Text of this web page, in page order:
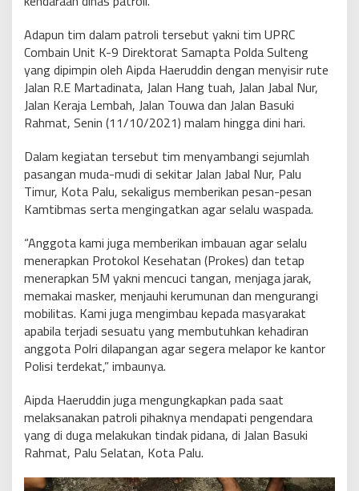
Adapun tim dalam patroli tersebut yakni tim UPRC
Combain Unit K-9 Direktorat Samapta Polda Sulteng
yang dipimpin oleh Aipda Haeruddin dengan menyisir rute
Jalan R.E Martadinata, Jalan Hang tuah, Jalan Jabal Nur,
Jalan Keraja Lembah, Jalan Touwa dan Jalan Basuki
Rahmat, Senin (11/10/2021) malam hingga dini hari.
Dalam kegiatan tersebut tim menyambangi sejumlah
pasangan muda-mudi di sekitar Jalan Jabal Nur, Palu
Timur, Kota Palu, sekaligus memberikan pesan-pesan
Kamtibmas serta mengingatkan agar selalu waspada.
“Anggota kami juga memberikan imbauan agar selalu
menerapkan Protokol Kesehatan (Prokes) dan tetap
menerapkan 5M yakni mencuci tangan, menjaga jarak,
memakai masker, menjauhi kerumunan dan mengurangi
mobilitas. Kami juga mengimbau kepada masyarakat
apabila terjadi sesuatu yang membutuhkan kehadiran
anggota Polri dilapangan agar segera melapor ke kantor
Polisi terdekat,” imbaunya.
Aipda Haeruddin juga mengungkapkan pada saat
melaksanakan patroli pihaknya mendapati pengendara
yang di duga melakukan tindak pidana, di Jalan Basuki
Rahmat, Palu Selatan, Kota Palu.